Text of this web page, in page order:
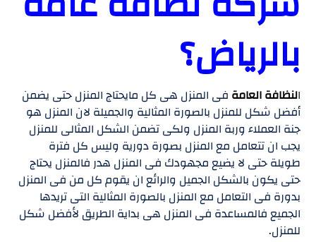
بالرياض؟
النظافة العامة فى المنزل هى كل مايحتاج المنزل حتى يضمن
أفضل شكل للمنزل بالصورة المثالية والجميلة لان المنزل هو
جنة العملاء وربة المنزل ولكى تضمن الشكل المثالى للمنزل
يجب ان تتعامل مع المنزل بصورة دورية وليس كل فترة
طويلة حتى لا يضيع مجهودك فى المنزل هدر فالمنزل يحتاج
حتى يكون بالشكل الجميل والرائع ان يقوم كل من فى المنزل
بدورة فى التعامل مع المنزل بالصورة المثالية التى تريدها
الجميع فالمساعدة فى المنزل هى بداية الطريق لأفضل شكل
للمنزل.